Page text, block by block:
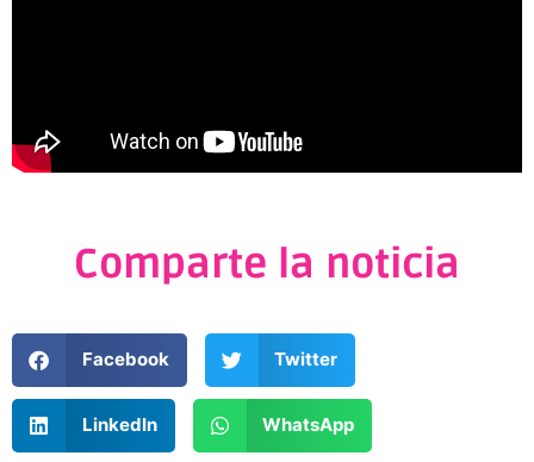
Comparte la noticia
Facebook Twitter
LinkedIn WhatsApp